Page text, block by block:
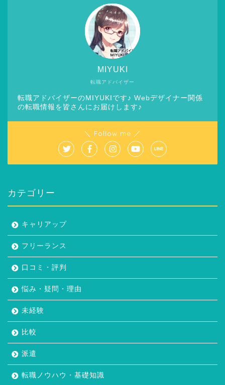
転職アドバイザー
MIYUKI
転職アドバイザーのMIYUKIです♪ Webデザイナー関係
の転職情報を皆さんにお届けします♪
＼ Follow me ／
カテゴリー
キャリアップ
フリーランス
口コミ・評判
悩み・疑問・理由
未経験
比較
派遣
転職ノウハウ・基礎知識